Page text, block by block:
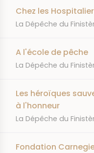
Chez les
JOURNAL
La Dépêche du
A l'école de pêche
JOURNAL
La Dépêche du
Les héroïques
à l'honneur
JOURNAL
La Dépêche du
Fondation